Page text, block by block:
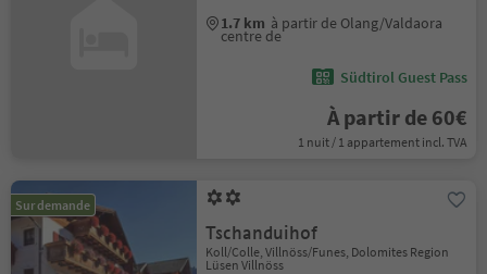
1.7 km à partir de Olang/Valdaora
centre de
Südtirol Guest Pass
À partir de 60€
1 nuit / 1 appartement incl. TVA
Sur demande
Tschanduihof
Koll/Colle, Villnöss/Funes, Dolomites Region
Lüsen Villnöss